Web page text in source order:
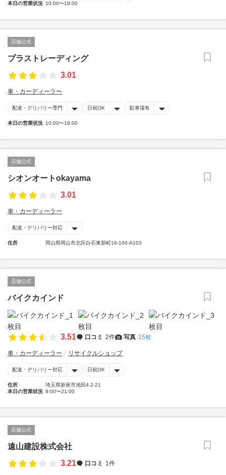
本日の営業状況 10:00〜19:00
店舗公式
プラストレーディング
3.01
車・カーディーラー
配達・デリバリー専門 日祝OK 駐車場有
本日の営業状況 10:00〜18:00
店舗公式
シオンオートokayama
3.01
車・カーディーラー
配達・デリバリー対応
住所 岡山県岡山市北区白石東新町16-100-A103
店舗公式
バイクカインド
3.51 口コミ 2件 写真 15枚
車・カーディーラー リサイクルショップ
配達・デリバリー対応 日祝OK
住所
埼玉県新座市池田4-2-21
本日の営業状況 9:00〜21:00
店舗公式
遠山建設株式会社
3.21
口コミ 1件